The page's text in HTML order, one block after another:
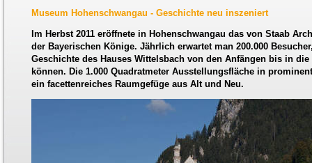
Museum Hohenschwangau - Geschichte neu inszeniert
Im Herbst 2011 eröffnete in Hohenschwangau das von Staab
der Bayerischen Könige. Jährlich erwartet man 200.000
Geschichte des Hauses Wittelsbach von den Anfängen bis in
können. Die 1.000 Quadratmeter Ausstellungsfläche in
ein facettenreiches Raumgefüge aus Alt und Neu.